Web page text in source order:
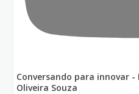
Conversando para innovar -
Oliveira Souza